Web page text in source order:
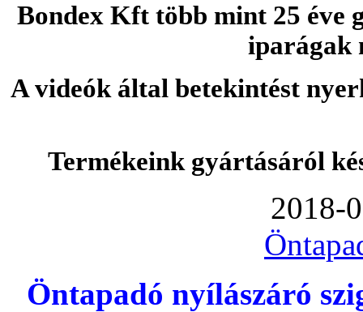
Bondex Kft több mint 25 éve
iparágak
A videók által betekintést
Termékeink gyártásáról
2018-
Öntapadó nyílászáró